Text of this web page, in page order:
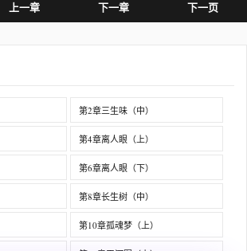
上一章 下一章 下一页
第2章三生味（中）
第4章离人眼（上）
第6章离人眼（下）
第8章长生树（中）
第10章孤魂梦（上）